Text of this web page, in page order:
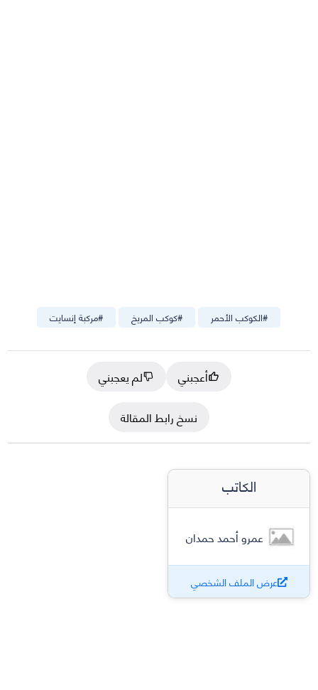
#مركبة إنسايت #كوكب المريخ #الكوكب الأحمر
أعجبني
لم يعجبني
نسخ رابط المقالة
الكاتب
عمرو أحمد حمدان
عرض الملف الشخصي